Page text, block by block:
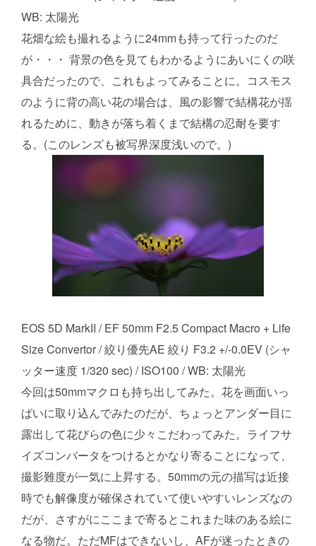
WB: 太陽光
花畑な絵も撮れるように24mmも持って行ったのだ
が・・・ 背景の色を見てもわかるようにあいにくの咲
具合だったので、これもよってみることに。コスモス
のように背の高い花の場合は、風の影響で結構花が揺
れるために、動きが落ち着くまで結構の忍耐を要す
る。(このレンズも被写界深度浅いので。)
EOS 5D MarkII / EF 50mm F2.5 Compact Macro + Life
Size Convertor / 絞り優先AE 絞り F3.2 +/-0.0EV (シャ
ッター速度 1/320 sec) / ISO100 / WB: 太陽光
今回は50mmマクロも持ち出してみた。花を画面いっ
ぱいに取り込んでみたのだが、ちょっとアンダー目に
露出して花びらの色に少々こだわってみた。ライフサ
イズコンバータをつけるとかなり寄ることになって、
撮影難度が一気に上昇する。50mmの元の描写は近接
時でも解像度が確保されていて使いやすいレンズなの
だが、さすがにここまで寄るとこれまた味のある絵に
なる物だ。ただMFはできないし、AFが迷ったときの